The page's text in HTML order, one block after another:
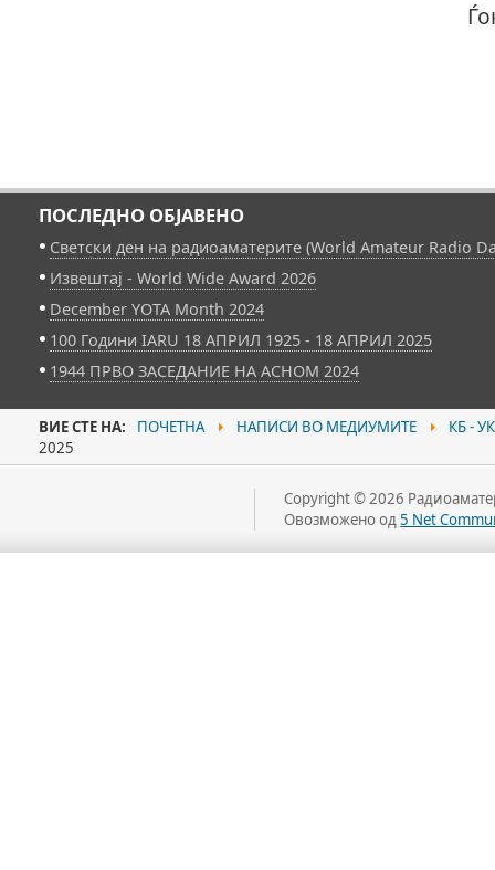
Ѓоко
ПОСЛЕДНО ОБЈАВЕНО
Светски ден на радиоаматерите (World Amateur Radio
Извештај - World Wide Award 2026
December YOTA Month 2024
100 Години IARU 18 АПРИЛ 1925 - 18 АПРИЛ 2025
1944 ПРВО ЗАСЕДАНИЕ НА АСНОМ 2024
ВИЕ СТЕ НА: ПОЧЕТНА НАПИСИ ВО МЕДИУМИТЕ
КБ -
2025
Copyright © 2026
Овозможено од5 Net